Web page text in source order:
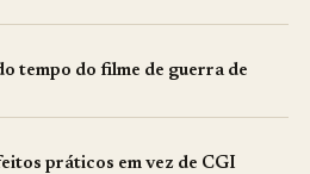
tempo do filme de guerra de
práticos em vez de CGI